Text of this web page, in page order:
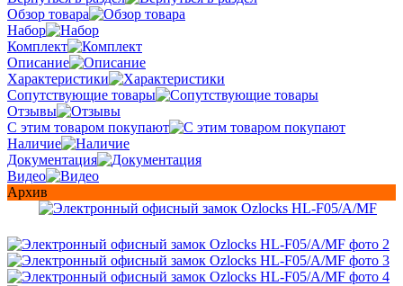
Обзор товара
Набор
Комплект
Описание
Характеристики
Сопутствующие товары
Отзывы
С этим товаром покупают
Наличие
Документация
Видео
Архив